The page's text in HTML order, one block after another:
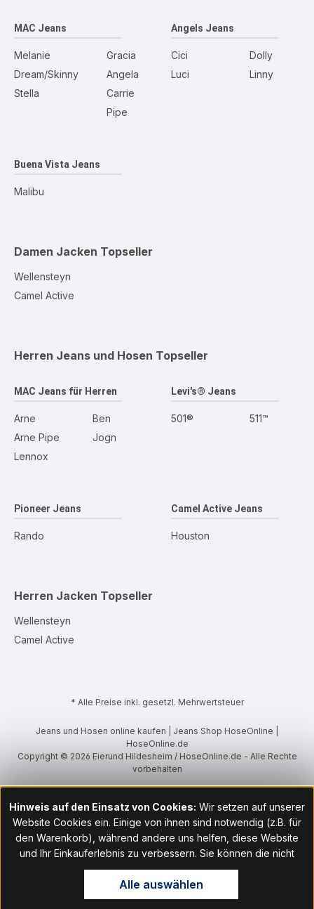
MAC Jeans
Melanie
Dream/Skinny
Stella
Gracia
Angela
Carrie
Pipe
Angels Jeans
Cici
Luci
Dolly
Linny
Buena Vista Jeans
Malibu
Damen Jacken Topseller
Wellensteyn
Camel Active
Herren Jeans und Hosen Topseller
MAC Jeans für Herren
Arne
Arne Pipe
Lennox
Ben
Jogn
Levi's® Jeans
501® 511™
Pioneer Jeans
Rando
Camel Active Jeans
Houston
Herren Jacken Topseller
Wellensteyn
Camel Active
* Alle Preise inkl. gesetzl. Mehrwertsteuer
Jeans und Hosen online kaufen | Jeans Shop HoseOnline |
HoseOnline.de
Copyright © 2026 Eierund Hildesheim / HoseOnline.de - Alle Rechte
vorbehalten
Hinweis auf den Einsatz von Cookies: Wir setzen auf unserer
Website Cookies ein. Einige von ihnen sind notwendig (z.B. für
den Warenkorb), während andere uns helfen, diese Website
und Ihr Einkauferlebnis zu verbessern. Sie können die nicht
notwendigen Cookies mit Klick auf „OK“ akzeptieren oder per
Klick auf "Nur technisch notwendige akzeptieren" ablehnen. Den
Zugang zu den Cookie-Einstellungen finden Sie im Fußbereich
Alle auswählen